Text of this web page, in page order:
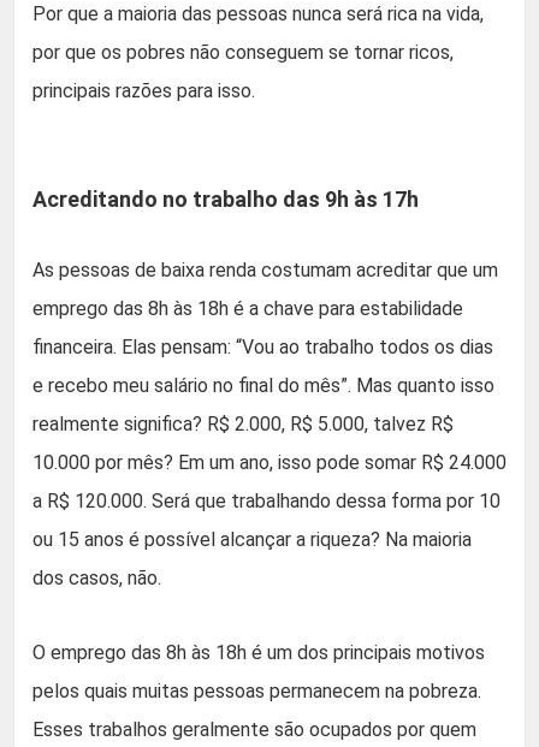
Por que a maioria das pessoas nunca será rica na vida,
por que os pobres não conseguem se tornar ricos,
principais razões para isso.
Acreditando no trabalho das 9h às 17h
As pessoas de baixa renda costumam acreditar que um
emprego das 8h às 18h é a chave para estabilidade
financeira. Elas pensam: “Vou ao trabalho todos os dias
e recebo meu salário no final do mês”. Mas quanto isso
realmente significa? R$ 2.000, R$ 5.000, talvez R$
10.000 por mês? Em um ano, isso pode somar R$ 24.000
a R$ 120.000. Será que trabalhando dessa forma por 10
ou 15 anos é possível alcançar a riqueza? Na maioria
dos casos, não.
O emprego das 8h às 18h é um dos principais motivos
pelos quais muitas pessoas permanecem na pobreza.
Esses trabalhos geralmente são ocupados por quem